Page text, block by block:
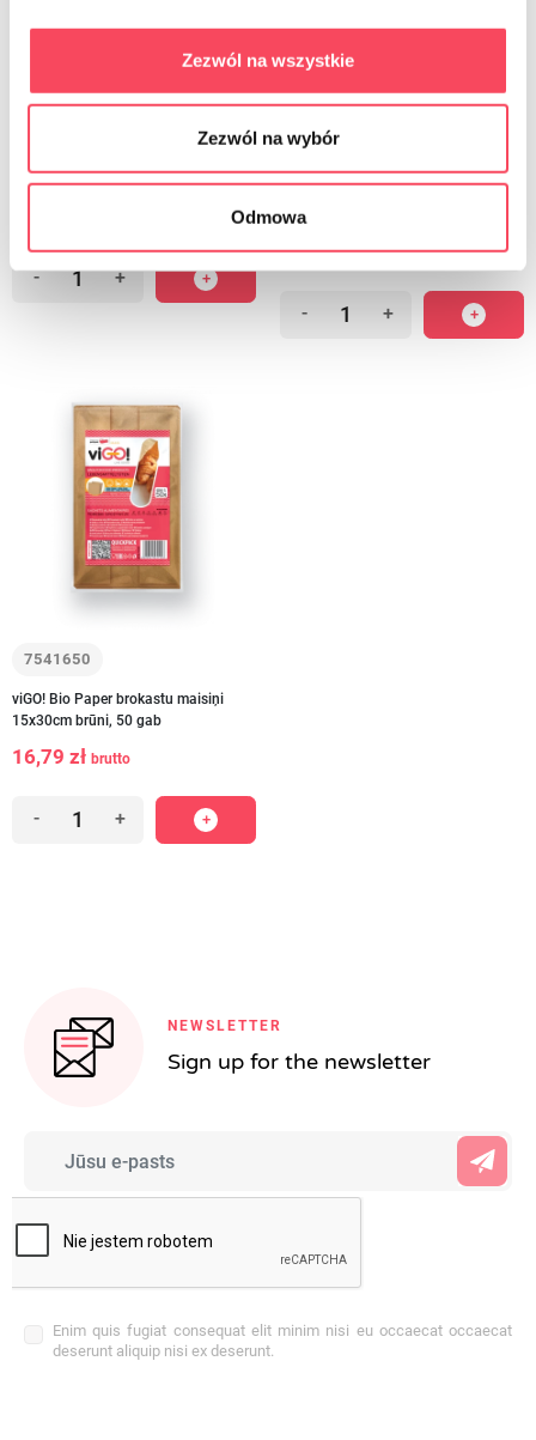
Zezwól na wszystkie
Zezwól na wybór
Odmowa
7541450
viGO! Premium nr.1 Kastītes papīra
gab
- +
7541550
viGO! Standarta Papīra brokastu
- +
7541650
viGO! Bio Paper brokastu maisiņi
15x30cm brūni, 50 gab
16,79 zł brutto
- +
NEWSLETTER
Sign up for the newsletter
Enim quis fugiat consequat elit minim nisi eu occaecat occaecat
deserunt aliquip nisi ex deserunt.